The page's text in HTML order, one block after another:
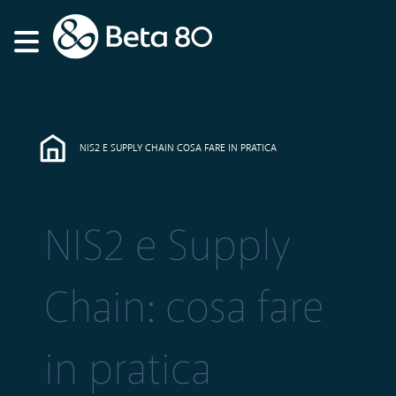
NIS2 E SUPPLY CHAIN COSA FARE IN PRATICA
NIS2 e Supply
Chain: cosa fare
in pratica